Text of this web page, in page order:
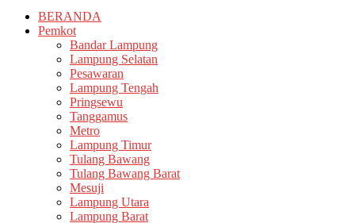
BERANDA
Pemkot
Bandar Lampung
Lampung Selatan
Pesawaran
Lampung Tengah
Pringsewu
Tanggamus
Metro
Lampung Timur
Tulang Bawang
Tulang Bawang Barat
Mesuji
Lampung Utara
Lampung Barat